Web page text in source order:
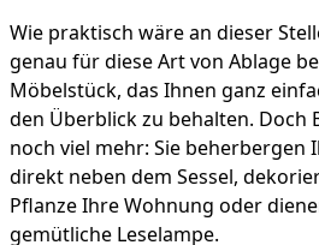
Wie praktisch wäre an dieser
genau für diese Art von Ablage
Möbelstück, das Ihnen ganz
den Überblick zu behalten. Doch
noch viel mehr: Sie beherbergen
direkt neben dem Sessel,
Pflanze Ihre Wohnung oder
gemütliche Leselampe.